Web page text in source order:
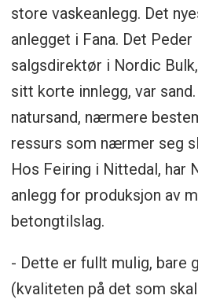
store vaskeanlegg. Det
anlegget i Fana. Det
salgsdirektør i Nordic
sitt korte innlegg, var
natursand, nærmere
ressurs som nærmer seg
Hos Feiring i Nittedal, har
anlegg for produksjon av
betongtilslag.
- Dette er fullt mulig, bare
(kvaliteten på det som